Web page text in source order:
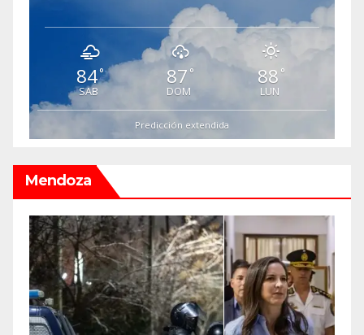
84°
SAB
87 °
DOM
88 °
LUN
Predicción extendida
Mendoza